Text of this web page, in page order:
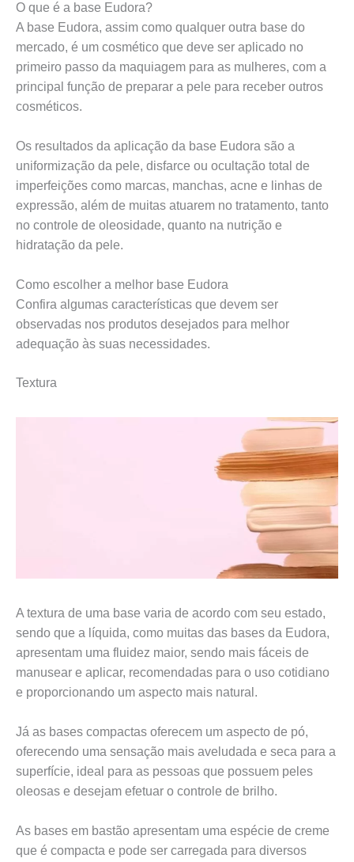
O que é a base Eudora?
A base Eudora, assim como qualquer outra base do
mercado, é um cosmético que deve ser aplicado no
primeiro passo da maquiagem para as mulheres, com a
principal função de preparar a pele para receber outros
cosméticos.
Os resultados da aplicação da base Eudora são a
uniformização da pele, disfarce ou ocultação total de
imperfeições como marcas, manchas, acne e linhas de
expressão, além de muitas atuarem no tratamento, tanto
no controle de oleosidade, quanto na nutrição e
hidratação da pele.
Como escolher a melhor base Eudora
Confira algumas características que devem ser
observadas nos produtos desejados para melhor
adequação às suas necessidades.
Textura
A textura de uma base varia de acordo com seu estado,
sendo que a líquida, como muitas das bases da Eudora,
apresentam uma fluidez maior, sendo mais fáceis de
manusear e aplicar, recomendadas para o uso cotidiano
e proporcionando um aspecto mais natural.
Já as bases compactas oferecem um aspecto de pó,
oferecendo uma sensação mais aveludada e seca para a
superfície, ideal para as pessoas que possuem peles
oleosas e desejam efetuar o controle de brilho.
As bases em bastão apresentam uma espécie de creme
que é compacta e pode ser carregada para diversos